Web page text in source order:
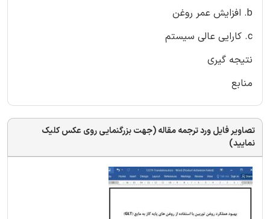
b. افزایش عمر روغن
c. کارایی عالی سیستم
نتیجه گیری
منابع
تصاویر فایل ورد ترجمه مقاله (جهت بزرگنمایی روی عکس کلیک
نمایید)